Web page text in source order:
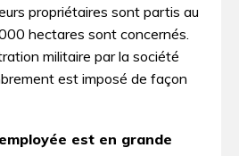
propriétaires sont partis au
hectares sont concernés.
militaire par la société
est imposé de façon
est en grande